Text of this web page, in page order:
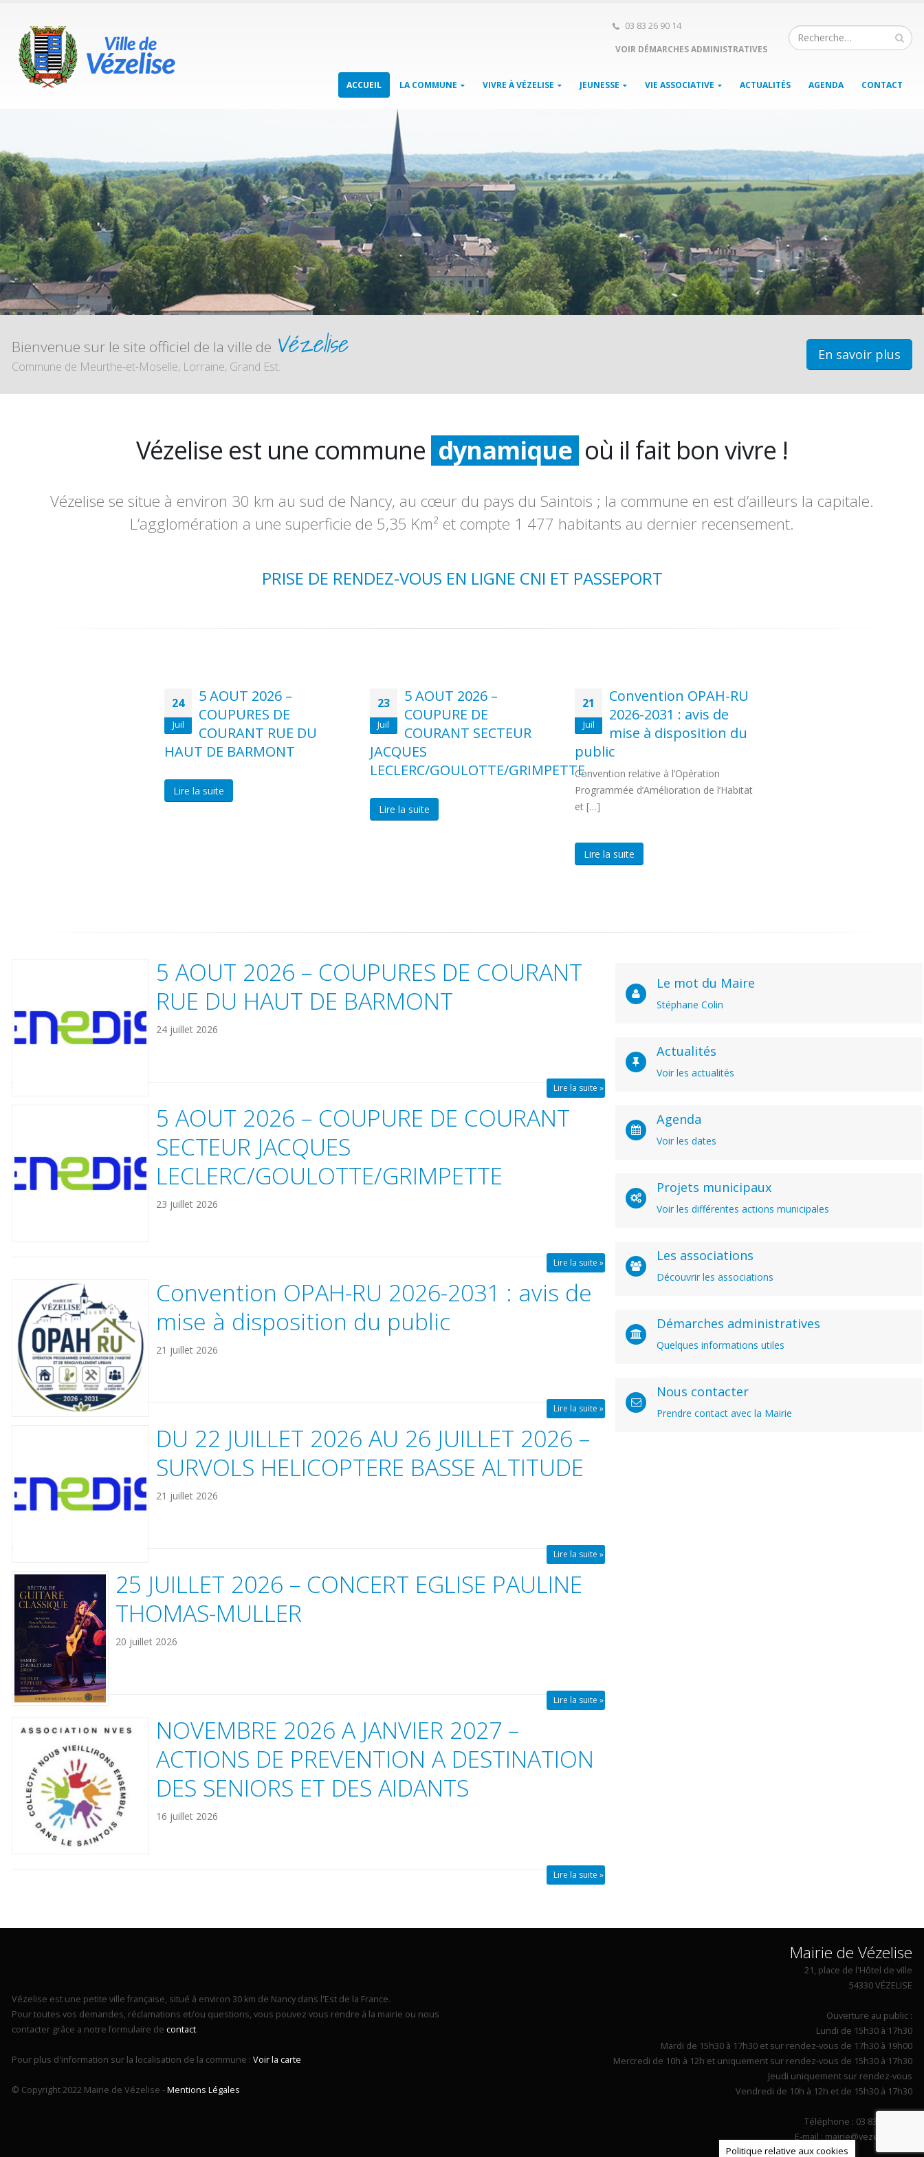
03 83 26 90 14
VOIR DÉMARCHES ADMINISTRATIVES
ACCUEIL LA COMMUNE VIVRE À VÉZELISE JEUNESSE VIE ASSOCIATIVE ACTUALITÉS AGENDA CONTACT
Bienvenue sur le site officiel de la ville de Vézelise
Commune de Meurthe-et-Moselle, Lorraine, Grand Est.
En savoir plus
Vézelise est une commune dynamique
agréable
où il fait bon vivre !
Vézelise se situe à environ 30 km au sud de Nancy, au cœur du pays du Saintois ; la commune en est d’ailleurs la capitale.
L’agglomération a une superficie de 5,35 Km² et compte 1 477 habitants au dernier recensement.
PRISE DE RENDEZ-VOUS EN LIGNE CNI ET PASSEPORT
24
Juil
5 AOUT 2026 –
COUPURES DE
COURANT RUE DU
HAUT DE BARMONT
Lire la suite
23
Juil
5 AOUT 2026 –
COUPURE DE
COURANT SECTEUR
JACQUES
LECLERC/GOULOTTE/GRIMPETTE
Lire la suite
21
Juil
Convention OPAH-RU
2026-2031 : avis de
mise à disposition du
public
Convention relative à l’Opération
Programmée d’Amélioration de l’Habitat
et […]
Lire la suite
5 AOUT 2026 – COUPURES DE COURANT
RUE DU HAUT DE BARMONT
24 juillet 2026
Lire la suite »
5 AOUT 2026 – COUPURE DE COURANT
SECTEUR JACQUES
LECLERC/GOULOTTE/GRIMPETTE
23 juillet 2026
Lire la suite »
Convention OPAH-RU 2026-2031 : avis de
mise à disposition du public
21 juillet 2026
Lire la suite »
DU 22 JUILLET 2026 AU 26 JUILLET 2026 –
SURVOLS HELICOPTERE BASSE ALTITUDE
21 juillet 2026
Lire la suite »
25 JUILLET 2026 – CONCERT EGLISE PAULINE
THOMAS-MULLER
20 juillet 2026
Lire la suite »
NOVEMBRE 2026 A JANVIER 2027 –
ACTIONS DE PREVENTION A DESTINATION
DES SENIORS ET DES AIDANTS
16 juillet 2026
Lire la suite »
Le mot du Maire
Stéphane Colin
Actualités
Voir les actualités
Agenda
Voir les dates
Projets municipaux
Voir les différentes actions municipales
Les associations
Découvrir les associations
Démarches administratives
Quelques informations utiles
Nous contacter
Prendre contact avec la Mairie
Vézelise est une petite ville française, situé à environ 30 km de Nancy dans l'Est de la France.
Pour toutes vos demandes, réclamations et/ou questions, vous pouvez vous rendre à la mairie ou nous
contacter grâce a notre formulaire de contact.
Pour plus d'information sur la localisation de la commune : Voir la carte
© Copyright 2022 Mairie de Vézelise -Mentions Légales
Mairie de Vézelise
21, place de l'Hôtel de ville
54330 VÉZELISE
Ouverture au public :
Lundi de 15h30 à 17h30
Mardi de 15h30 à 17h30 et sur rendez-vous de 17h30 à 19h00
Mercredi de 10h à 12h et uniquement sur rendez-vous de 15h30 à 17h30
Jeudi uniquement sur rendez-vous
Vendredi de 10h à 12h et de 15h30 à 17h30
Téléphone : 03 83 26 90 14
E-mail : mairie@vezelise.com
Politique relative aux cookies